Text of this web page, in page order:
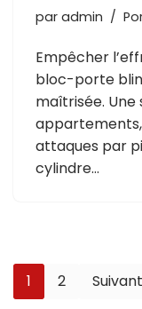
par admin
Empêcher
bloc-porte
maîtrisée.
appartements,
attaques par
cylindre…
1 2